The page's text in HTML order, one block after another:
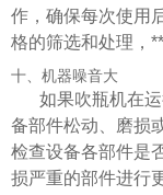
作，确保每次使用
格的筛选和处理，
十、机器噪音大
如果吹瓶机在
备部件松动、磨损
检查设备各部件是
损严重的部件进行